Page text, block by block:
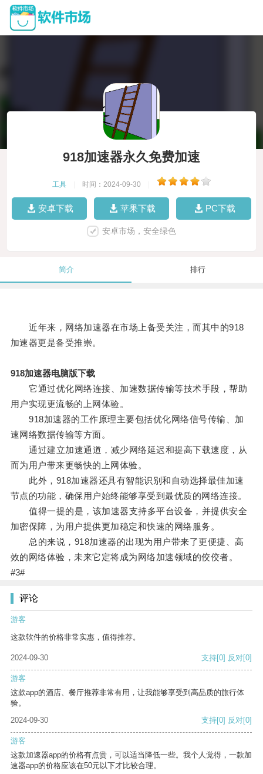
918加速器永久免费加速
工具 时间：2024-09-30
安卓下载 苹果下载 PC下载
安卓市场，安全绿色
简介 排行
近年来，网络加速器在市场上备受关注，而其中的918
加速器更是备受推崇。
918加速器电脑版下载
它通过优化网络连接、加速数据传输等技术手段，帮助
用户实现更流畅的上网体验。
918加速器的工作原理主要包括优化网络信号传输、加
速网络数据传输等方面。
通过建立加速通道，减少网络延迟和提高下载速度，从
而为用户带来更畅快的上网体验。
此外，918加速器还具有智能识别和自动选择最佳加速
节点的功能，确保用户始终能够享受到最优质的网络连接。
值得一提的是，该加速器支持多平台设备，并提供安全
加密保障，为用户提供更加稳定和快速的网络服务。
总的来说，918加速器的出现为用户带来了更便捷、高
效的网络体验，未来它定将成为网络加速领域的佼佼者。
#3#
评论
游客
这款软件的价格非常实惠，值得推荐。
2024-09-30 支持[0] 反对[0]
游客
这款app的酒店、餐厅推荐非常有用，让我能够享受到高品质的旅行体
验。
2024-09-30
支持[0] 反对[0]
游客
这款加速器app的价格有点贵，可以适当降低一些。我个人觉得，一款加
速器app的价格应该在50元以下才比较合理。